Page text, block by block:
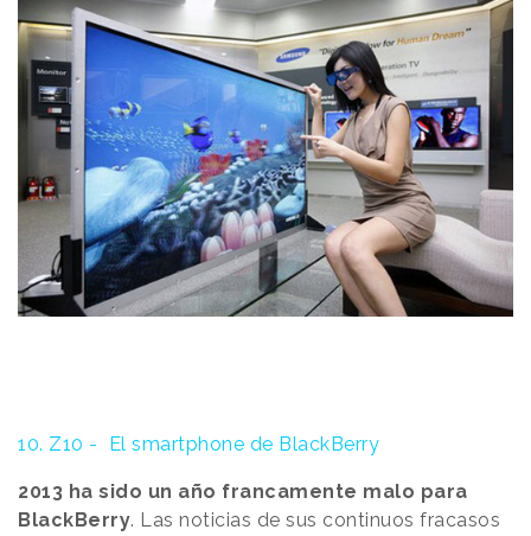
10. Z10 - El smartphone de BlackBerry
2013 ha sido un año francamente malo para
BlackBerry. Las noticias de sus continuos fracasos